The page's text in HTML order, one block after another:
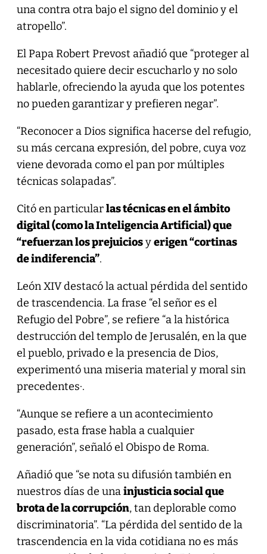
una contra otra bajo el signo del dominio y el
atropello”.
El Papa Robert Prevost añadió que “proteger al
necesitado quiere decir escucharlo y no solo
hablarle, ofreciendo la ayuda que los potentes
no pueden garantizar y prefieren negar”.
“Reconocer a Dios significa hacerse del refugio,
su más cercana expresión, del pobre, cuya voz
viene devorada como el pan por múltiples
técnicas solapadas”.
Citó en particularlas técnicas en el ámbito
digital (como la Inteligencia Artificial) que
“refuerzan los prejuiciosyerigen “cortinas
de indiferencia”.
León XIV destacó la actual pérdida del sentido
de trascendencia. La frase “el señor es el
Refugio del Pobre”, se refiere “a la histórica
destrucción del templo de Jerusalén, en la que
el pueblo, privado e la presencia de Dios,
experimentó una miseria material y moral sin
precedentes·.
“Aunque se refiere a un acontecimiento
pasado, esta frase habla a cualquier
generación”, señaló el Obispo de Roma.
Añadió que “se nota su difusión también en
nuestros días de unainjusticia social que
brota de la corrupción, tan deplorable como
discriminatoria”. “La pérdida del sentido de la
trascendencia en la vida cotidiana no es más